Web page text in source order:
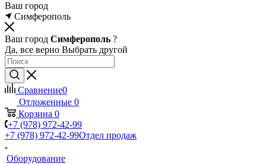
Ваш город
Симферополь
Ваш город Симферополь ?
Да, все верно Выбрать другой
Сравнение0
Отложенные 0
Корзина 0
+7 (978) 972-42-99
+7 (978) 972-42-99Отдел продаж
Оборудование